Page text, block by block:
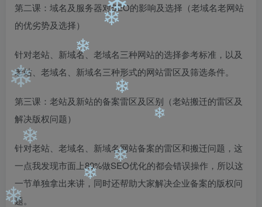
第二课：域名及服务器对SEO的影响及选择（老域名老网站
的优劣势及选择）
针对老站、新域名、老域名三种网站的选择参考标准，以及
老站、老域名、新域名三种形式的网站雷区及筛选条件。
第三课：老站及新站的备案雷区及区别（老站搬迁的雷区及
解决版权问题）
针对老站、老域名、新域名网站备案的雷区和搬迁问题，这
一点我发现市面上80%做SEO优化的都会错误操作，所以这
一节单独拿出来讲，同时还帮助大家解决企业备案的版权问
题。
❄
❄
❄
❄
❄
❄
❄
❄